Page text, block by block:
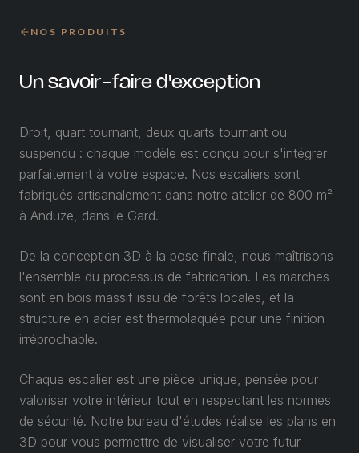
NOS PRODUITS
Un savoir-faire d'exception
Droit, quart tournant, deux quarts tournant ou
suspendu : chaque modèle est conçu pour s'intégrer
parfaitement à votre espace. Nos escaliers sont
fabriqués artisanalement dans notre atelier de 800 m²
à Anduze, dans le Gard.
De la conception 3D à la pose finale, nous maîtrisons
l'ensemble du processus de fabrication. Les marches
sont en bois massif issu de forêts locales, et la
structure en acier est thermolaquée pour une finition
irréprochable.
Chaque escalier est une pièce unique, pensée pour
valoriser votre intérieur tout en respectant les normes
de sécurité. Notre bureau d'études réalise les plans en
3D pour vous permettre de visualiser votre futur